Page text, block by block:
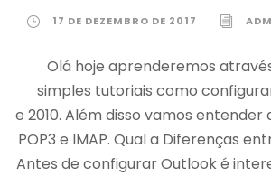
17 DE DEZEMBRO DE 2017
Olá hoje aprenderemos
simples tutoriais como
e 2010. Além disso vamos
POP3 e IMAP. Qual a Diferenças
Antes de configurar Outlook é